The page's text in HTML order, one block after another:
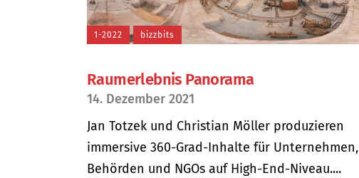
1-2022 bizzbits
Raumerlebnis Panorama
14. Dezember 2021
Jan Totzek und Christian Möller produzieren
immersive 360-Grad-Inhalte für Unternehmen,
Behörden und NGOs auf High-End-Niveau....